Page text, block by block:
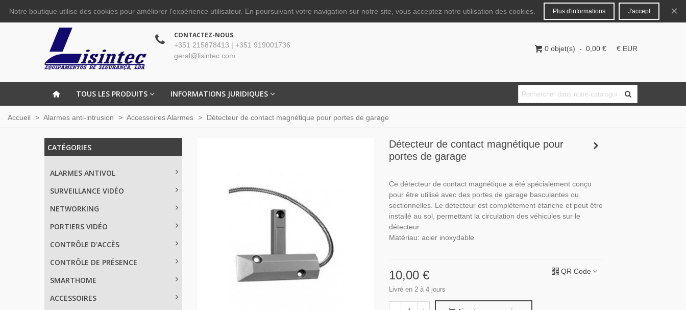
Français Connecter
CONTACTEZ-NOUS
+351 215878413 | +351 919001736
geral@lisintec.com
0 objet(s) - 0,00 € € EUR
TOUS LES PRODUITS INFORMATIONS JURIDIQUES
Accueil > Alarmes anti-intrusion > Accessoires Alarmes > Détecteur de contact magnétique pour portes de garage
CATÉGORIES
ALARMES ANTIVOL
SURVEILLANCE VIDÉO
NETWORKING
PORTIERS VIDÉO
CONTRÔLE D'ACCÈS
CONTRÔLE DE PRÉSENCE
SMARTHOME
ACCESSOIRES
Détecteur de contact magnétique pour
portes de garage
Ce détecteur de contact magnétique a été spécialement conçu
pour être utilisé avec des portes de garage basculantes ou
sectionnelles. Le détecteur est complètement étanche et peut être
installé au sol, permettant la circulation des véhicules sur le
détecteur.
Matériau: acier inoxydable
10,00 €
Livré en 2 à 4 jours
QR Code
Notre boutique utilise des cookies pour améliorer l'expérience utilisateur. En poursuivant votre navigation sur notre site, vous acceptez notre utilisation des cookies. Plus d'informations J'accept ×